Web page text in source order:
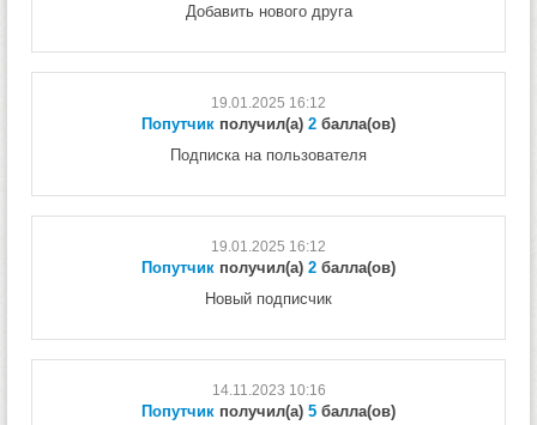
Добавить нового друга
19.01.2025 16:12
Попутчик получил(а) 2 балла(ов)
Подписка на пользователя
19.01.2025 16:12
Попутчик получил(а) 2 балла(ов)
Новый подписчик
14.11.2023 10:16
Попутчик получил(а) 5 балла(ов)